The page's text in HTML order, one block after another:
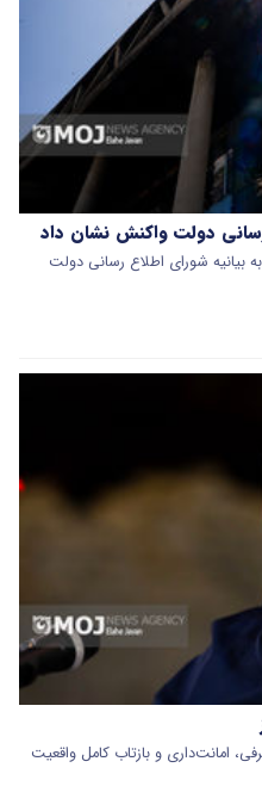
دولت واکنش نشان داد
بیانیه شورای اطلاع رسانی دولت
امانت‌داری و بازتاب کامل واقعیت